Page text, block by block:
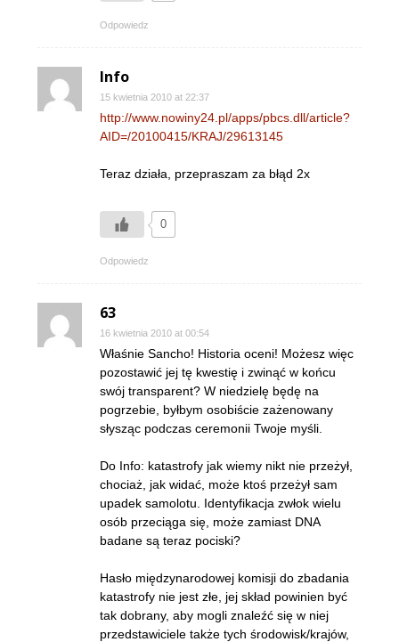
Odpowiedz
Info
15 kwietnia 2010 at 22:37
http://www.nowiny24.pl/apps/pbcs.dll/article?
AID=/20100415/KRAJ/29613145
Teraz działa, przepraszam za błąd 2x
0
Odpowiedz
63
16 kwietnia 2010 at 00:54
Właśnie Sancho! Historia oceni! Możesz więc
pozostawić jej tę kwestię i zwinąć w końcu
swój transparent? W niedzielę będę na
pogrzebie, byłbym osobiście zażenowany
słysząc podczas ceremonii Twoje myśli.
Do Info: katastrofy jak wiemy nikt nie przeżył,
chociaż, jak widać, może ktoś przeżył sam
upadek samolotu. Identyfikacja zwłok wielu
osób przeciąga się, może zamiast DNA
badane są teraz pociski?
Hasło międzynarodowej komisji do zbadania
katastrofy nie jest złe, jej skład powinien być
tak dobrany, aby mogli znaleźć się w niej
przedstawiciele także tych środowisk/krajów,